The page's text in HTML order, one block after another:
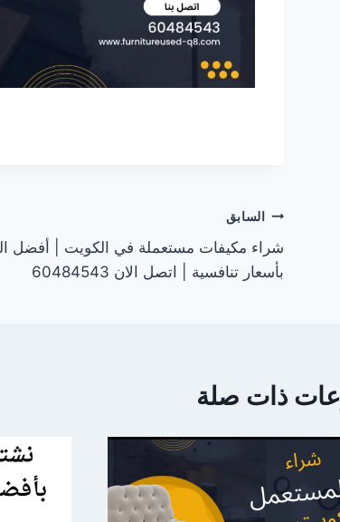
تصفّح
المقالات
السابق
شراء مكيفات مستعملة في الكويت | أفضل
بأسعار تنافسية | اتصل الان 60484543
ذات صلة